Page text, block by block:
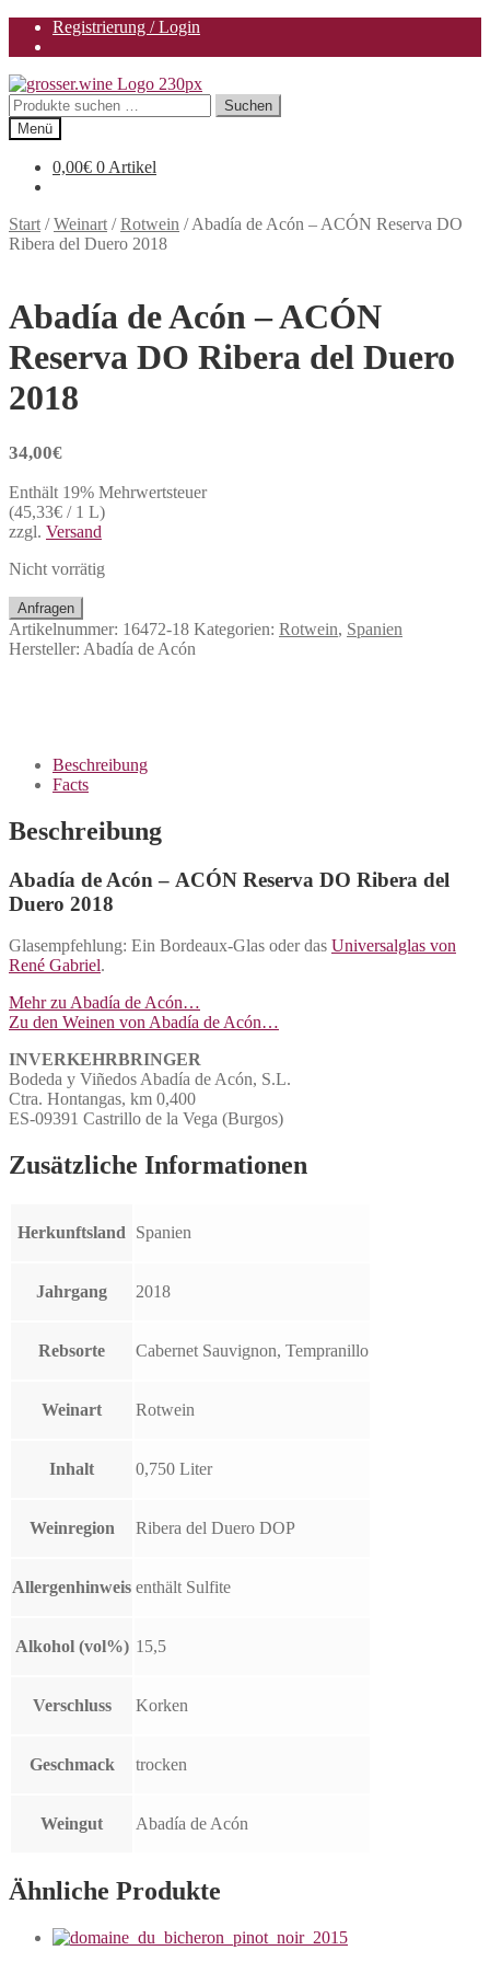
Registrierung / Login
Zur
Navigation
springen
Zum
Inhalt
springen
Suchen
nach:
Suchen
Menü
0,00€ 0 Artikel
Start /Weinart /Rotwein /Abadía de Acón – ACÓN Reserva DO
Ribera del Duero 2018
Abadía de Acón – ACÓN
Reserva DO Ribera del Duero
2018
34,00€
Enthält 19% Mehrwertsteuer
(45,33€ / 1 L)
zzgl. Versand
Nicht vorrätig
Anfragen
Artikelnummer: 16472-18 Kategorien: Rotwein, Spanien
Hersteller: Abadía de Acón
Beschreibung
Facts
Beschreibung
Abadía de Acón – ACÓN Reserva DO Ribera del
Duero 2018
Glasempfehlung: Ein Bordeaux-Glas oder das Universalglas von
René Gabriel.
Mehr zu Abadía de Acón…
Zu den Weinen von Abadía de Acón…
INVERKEHRBRINGER
Bodeda y Viñedos Abadía de Acón, S.L.
Ctra. Hontangas, km 0,400
ES-09391 Castrillo de la Vega (Burgos)
Zusätzliche Informationen
Herkunftsland Spanien
Jahrgang 2018
Rebsorte Cabernet Sauvignon, Tempranillo
Weinart Rotwein
Inhalt 0,750 Liter
Weinregion Ribera del Duero DOP
Allergenhinweis enthält Sulfite
Alkohol (vol%) 15,5
Verschluss Korken
Geschmack trocken
Weingut Abadía de Acón
Ähnliche Produkte